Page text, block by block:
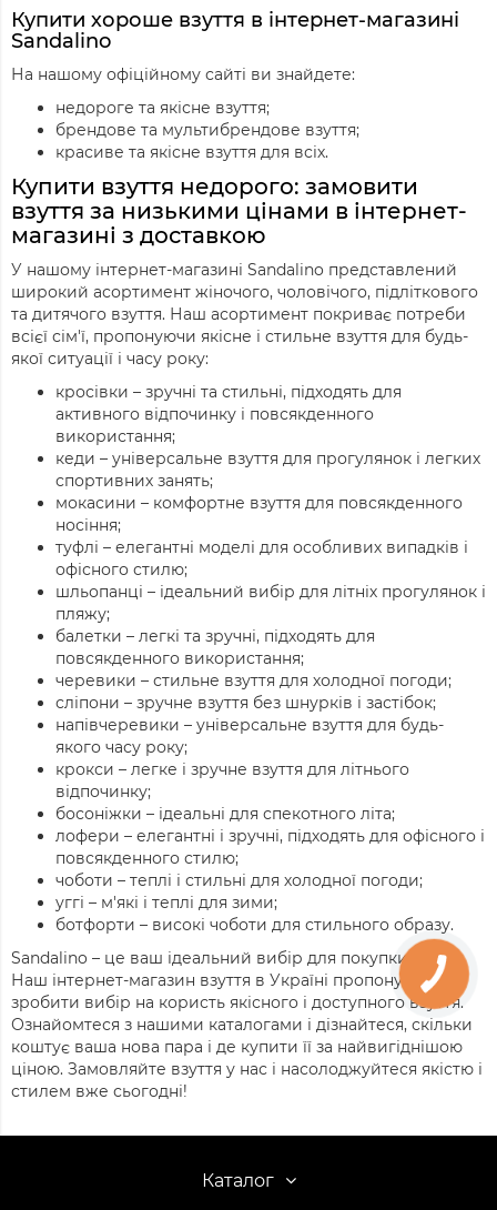
Купити хороше взуття в інтернет-магазині
Sandalino
На нашому офіційному сайті ви знайдете:
недороге та якісне взуття;
брендове та мультибрендове взуття;
красиве та якісне взуття для всіх.
Купити взуття недорого: замовити
взуття за низькими цінами в інтернет-
магазині з доставкою
У нашому інтернет-магазині Sandalino представлений
широкий асортимент жіночого, чоловічого, підліткового
та дитячого взуття. Наш асортимент покриває потреби
всієї сім'ї, пропонуючи якісне і стильне взуття для будь-
якої ситуації і часу року:
кросівки – зручні та стильні, підходять для
активного відпочинку і повсякденного
використання;
кеди – універсальне взуття для прогулянок і легких
спортивних занять;
мокасини – комфортне взуття для повсякденного
носіння;
туфлі – елегантні моделі для особливих випадків і
офісного стилю;
шльопанці – ідеальний вибір для літніх прогулянок і
пляжу;
балетки – легкі та зручні, підходять для
повсякденного використання;
черевики – стильне взуття для холодної погоди;
сліпони – зручне взуття без шнурків і застібок;
напівчеревики – універсальне взуття для будь-
якого часу року;
крокси – легке і зручне взуття для літнього
відпочинку;
босоніжки – ідеальні для спекотного літа;
лофери – елегантні і зручні, підходять для офісного і
повсякденного стилю;
чоботи – теплі і стильні для холодної погоди;
уггі – м'які і теплі для зими;
ботфорти – високі чоботи для стильного образу.
Sandalino – це ваш ідеальний вибір для покупки взуття.
Наш інтернет-магазин взуття в Україні пропонує вам
зробити вибір на користь якісного і доступного взуття.
Ознайомтеся з нашими каталогами і дізнайтеся, скільки
коштує ваша нова пара і де купити її за найвигіднішою
ціною. Замовляйте взуття у нас і насолоджуйтеся якістю і
стилем вже сьогодні!
Каталог